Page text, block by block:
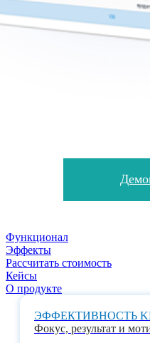
Функционал
Эффекты
Рассчитать стоимость
Кейсы
О продукте
ЭФФЕКТИВНОСТЬ
Фокус, результат и